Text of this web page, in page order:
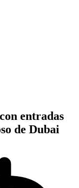
entradas
de Dubai